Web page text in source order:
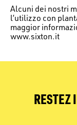
Alcuni dei nostri
l’utilizzo con
maggior
www.sixton.it
RESTEZ